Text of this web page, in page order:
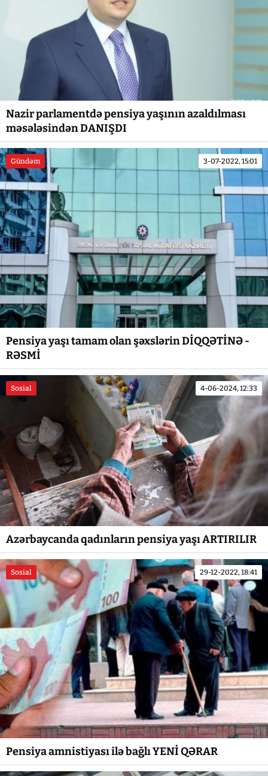
Nazir parlamentdə pensiya yaşının azaldılması
məsələsindən DANIŞDI
Gündəm 3-07-2022, 15:01
Pensiya yaşı tamam olan şəxslərin DİQQƏTİNƏ -
RƏSMİ
Sosial 4-06-2024, 12:33
Azərbaycanda qadınların pensiya yaşı ARTIRILIR
Sosial 29-12-2022, 18:41
Pensiya amnistiyası ilə bağlı YENİ QƏRAR